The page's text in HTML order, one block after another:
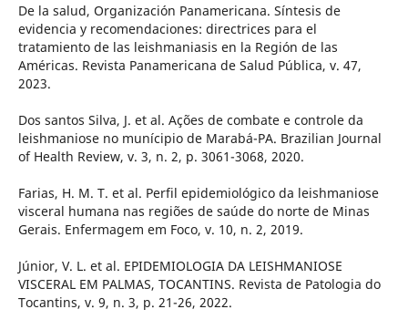
De la salud, Organización Panamericana. Síntesis de
evidencia y recomendaciones: directrices para el
tratamiento de las leishmaniasis en la Región de las
Américas. Revista Panamericana de Salud Pública, v. 47,
2023.
Dos santos Silva, J. et al. Ações de combate e controle da
leishmaniose no munícipio de Marabá-PA. Brazilian Journal
of Health Review, v. 3, n. 2, p. 3061-3068, 2020.
Farias, H. M. T. et al. Perfil epidemiológico da leishmaniose
visceral humana nas regiões de saúde do norte de Minas
Gerais. Enfermagem em Foco, v. 10, n. 2, 2019.
Júnior, V. L. et al. EPIDEMIOLOGIA DA LEISHMANIOSE
VISCERAL EM PALMAS, TOCANTINS. Revista de Patologia do
Tocantins, v. 9, n. 3, p. 21-26, 2022.